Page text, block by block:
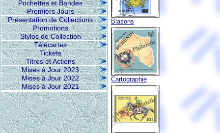
Pochettes et Bandes
Premiers Jours
Présentation de Collections
Promotions
Stylos de Collection
Télécartes
Tickets
Titres et Actions
Mises à Jour 2023
Mises à Jour 2022
Mises à Jour 2021
Blasons
Cartographie